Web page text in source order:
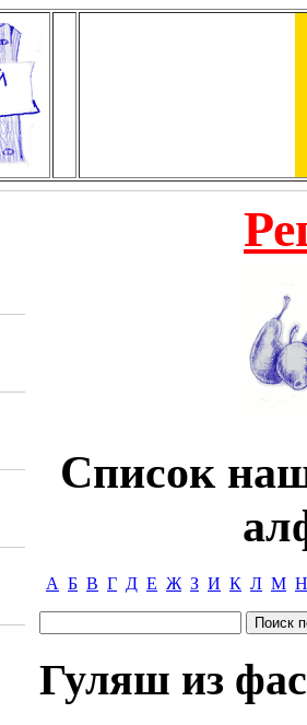
Список
А Б В Г Д Е Ж З И К Л М Н
Гуляш из